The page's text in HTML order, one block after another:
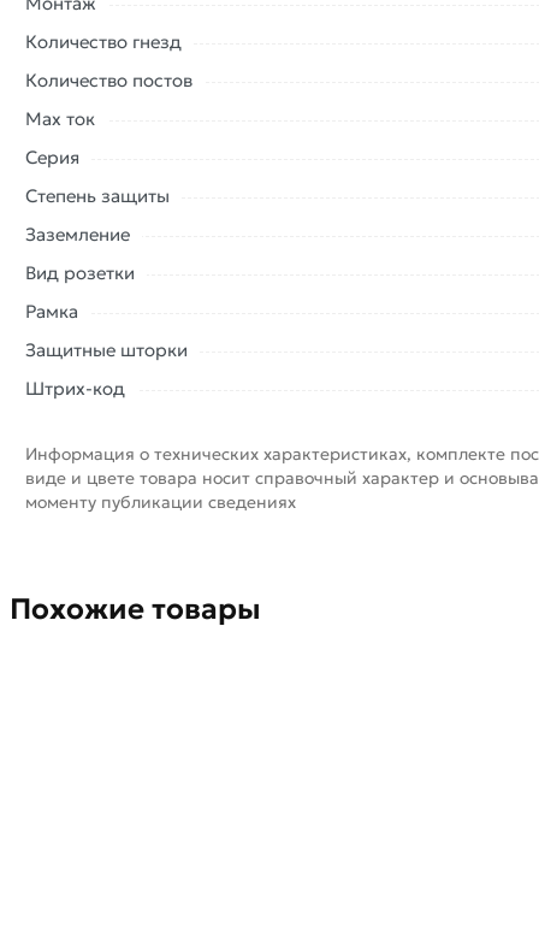
Количество гнезд
Количество постов
Max ток
Серия
Степень защиты
Заземление
Вид розетки
Рамка
Защитные шторки
Штрих-код
Информация о технических характеристиках, комплекте
виде и цвете товара носит справочный характер и
моменту публикации сведениях
Похожие товары